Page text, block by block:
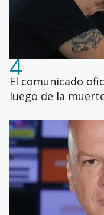
4
El comunicado
luego de la